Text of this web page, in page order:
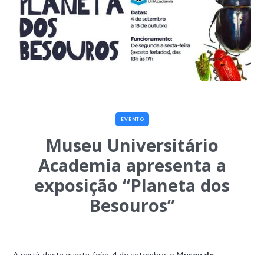
EVENTO
Museu Universitário
Academia apresenta a
exposição “Planeta dos
Besouros”